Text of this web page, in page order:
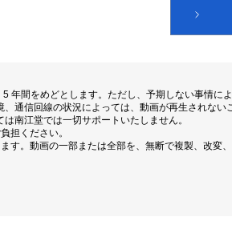
年間をめどとします。ただし、予期しない事情に
通信回線の状況によっては、動画が再生されない
南江堂では一切サポートいたしません。
担ください。
す。動画の一部または全部を、無断で複製、改変